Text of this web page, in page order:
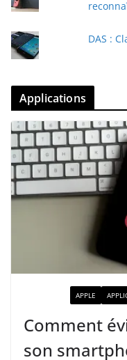
DAS :
Applications
APPLE
Comment
son